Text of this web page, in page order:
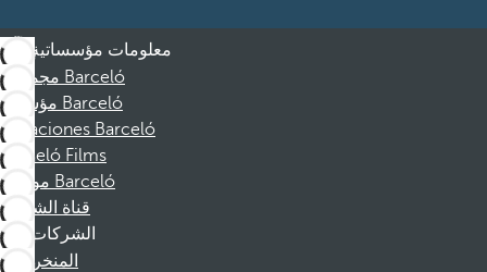
معلومات مؤسساتية
مجموعة Barceló
مؤسسة Barceló
Vacaciones Barceló
Barceló Films
موظفو Barceló
قناة الشكوى
الشركات
المنخرطين